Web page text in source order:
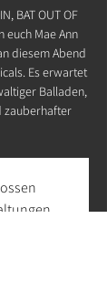
BAT OUT OF
euch Mae Ann
diesem Abend
Es erwartet
Balladen,
zauberhafter